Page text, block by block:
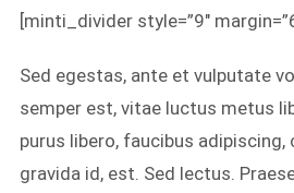
[minti_divider style=”9″
Sed egestas, ante et vulputate
semper est, vitae luctus metus
purus libero, faucibus
gravida id, est. Sed lectus.